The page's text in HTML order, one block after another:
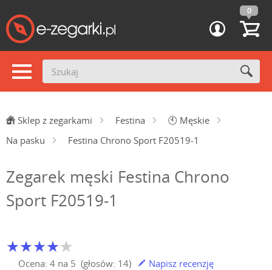
0
Sklep z zegarkami Festina 🕙 Męskie
Na pasku
Festina Chrono Sport F20519-1
Zegarek męski Festina Chrono
Sport F20519-1
Ocena: 4 na 5 (głosów: 14) Napisz recenzję